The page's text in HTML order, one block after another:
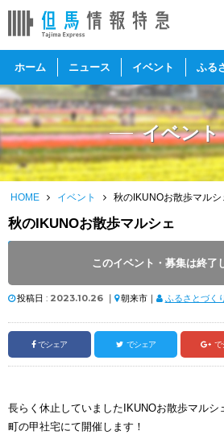
ホーム ニュース イベント ふる
イベント
HOME イベント 秋のIKUNOお散歩マルシ
秋のIKUNOお散歩マルシェ
このイベント・募集は終了
開催時間 : 10:00 ～ 15:00
投稿日 : 2023.10.26 ｜ 朝来市｜ ふるさとづく
でシェア でシェア で
長らく休止していましたIKUNOお散歩マルシ
町の甲社宅にて開催します！